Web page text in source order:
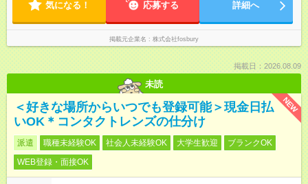
気になる！ 応募する 詳細へ
掲載元企業名 株式会社fosbury
掲載日：2026.08.09
未読
NEW
＜好きな場所からいつでも登録可能＞現金日払
いOK＊コンタクトレンズの仕分け
派遣 職種未経験OK 社会人未経験OK 大学生歓迎
ブランクOK
WEB登録・面接OK